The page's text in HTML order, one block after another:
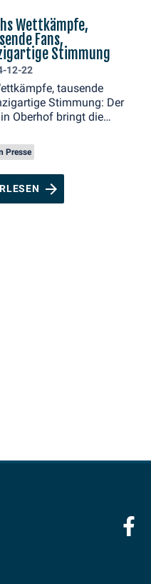
Wettkämpfe,
Fans,
Stimmung
12-22
tausende
Stimmung: Der
Oberhof bringt die
Presse